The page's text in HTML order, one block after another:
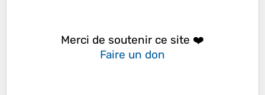
Merci de soutenir ce site ❤️
Faire un don